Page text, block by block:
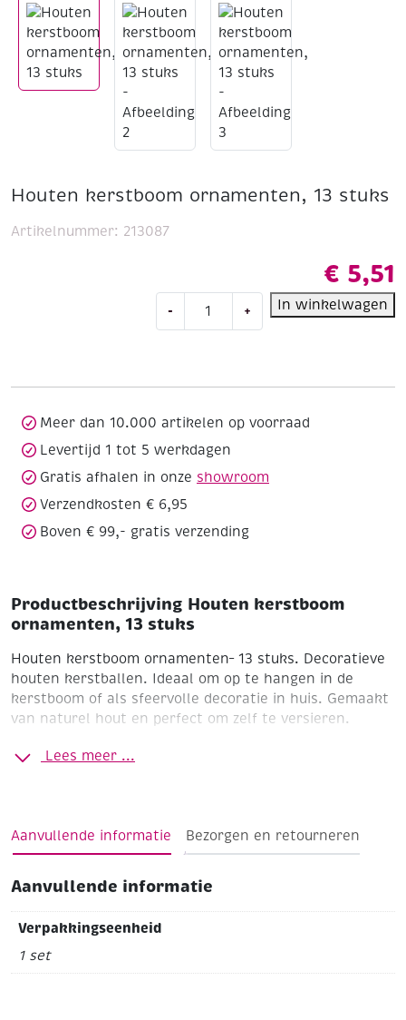
Houten kerstboom ornamenten, 13 stuks
€ 5,51
-
kerstboom
+ In winkelwagen
Artikelnummer: 213087
Meer dan 10.000 artikelen op voorraad
Levertijd 1 tot 5 werkdagen
Gratis afhalen in onze showroom
Verzendkosten € 6,95
Boven € 99,- gratis verzending
Productbeschrijving Houten kerstboom
ornamenten, 13 stuks
Houten kerstboom ornamenten– 13 stuks. Decoratieve
houten kerstballen. Ideaal om op te hangen in de
kerstboom of als sfeervolle decoratie in huis. Gemaakt
van naturel hout en perfect om zelf te versieren.
– Set van 13 houten ornamenten
voegen
Je kunt de houten kerstornamenten op allerlei
manieren versieren, afhankelijk van de stijl die je wilt.
Hier zijn populaire materialen en technieken:
. Verf
Lees meer ...
Aanvullende informatie Bezorgen en retourneren
Aanvullende informatie
Verpakkingseenheid
1 set